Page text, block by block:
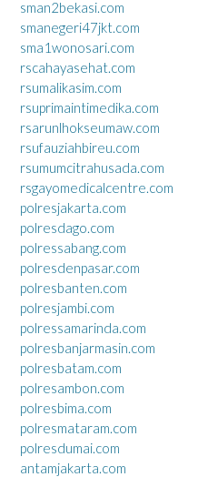
sman2bekasi.com
smanegeri47jkt.com
sma1wonosari.com
rscahayasehat.com
rsumalikasim.com
rsuprimaintimedika.com
rsarunlhokseumaw.com
rsufauziahbireu.com
rsumumcitrahusada.com
rsgayomedicalcentre.com
polresjakarta.com
polresdago.com
polressabang.com
polresdenpasar.com
polresbanten.com
polresjambi.com
polressamarinda.com
polresbanjarmasin.com
polresbatam.com
polresambon.com
polresbima.com
polresmataram.com
polresdumai.com
antamjakarta.com